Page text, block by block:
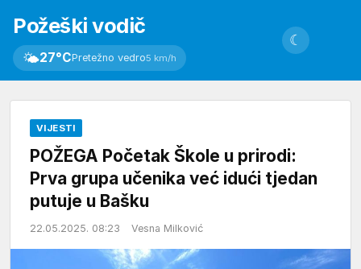
Požeški vodič
🌤27°CPretežno vedro5 km/h
☾
VIJESTI
POŽEGA Početak Škole u prirodi:
Prva grupa učenika već idući tjedan
putuje u Bašku
22.05.2025. 08:23 Vesna Milković